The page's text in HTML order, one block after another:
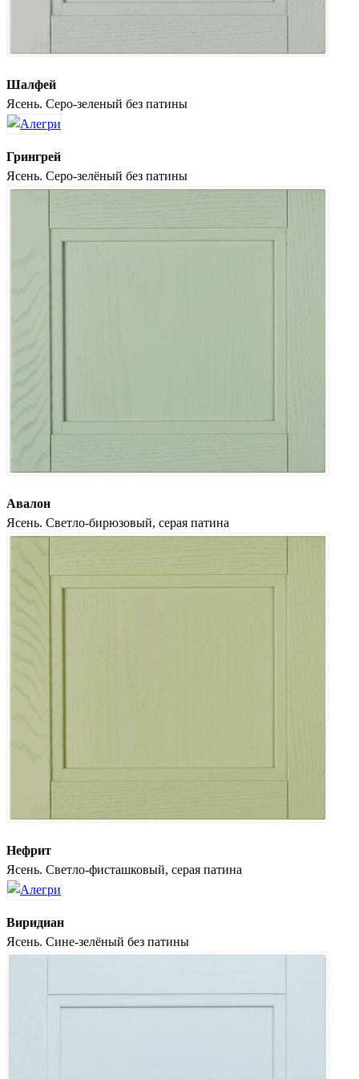
Шалфей
Ясень. Серо-зеленый без патины
Грингрей
Ясень. Серо-зелёный без патины
Авалон
Ясень. Светло-бирюзовый, серая патина
Нефрит
Ясень. Светло-фисташковый, серая патина
Виридиан
Ясень. Сине-зелёный без патины